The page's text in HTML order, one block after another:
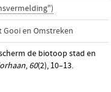
Gooi en Omstreken
de biotoop stad en
, 60(2), 10–13.